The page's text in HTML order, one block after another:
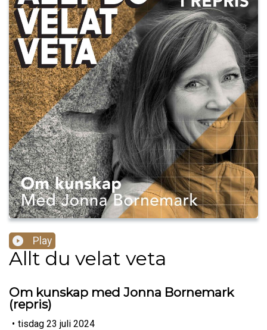
Play
Allt du velat veta
Om kunskap med Jonna Bornemark
(repris)
• tisdag 23 juli 2024